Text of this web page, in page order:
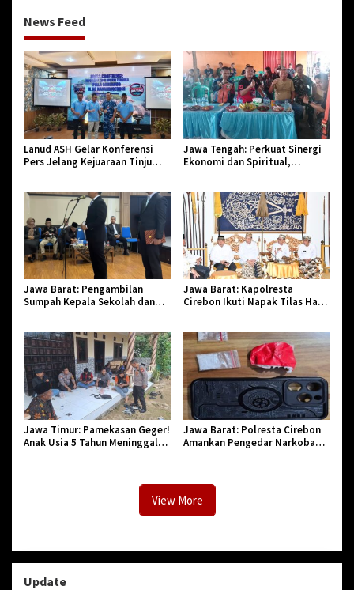
News Feed
Lanud ASH Gelar Konferensi
Pers Jelang Kejuaraan Tinju
Jawa Tengah: Perkuat Sinergi
Ekonomi dan Spiritual,
Jawa Barat: Pengambilan
Sumpah Kepala Sekolah dan
Pendidikan dan Birokrasi
Jawa Barat: Kapolresta
Cirebon Ikuti Napak Tilas Hari
Jawa Timur: Pamekasan Geger!
Anak Usia 5 Tahun Meninggal
Jawa Barat: Polresta Cirebon
Amankan Pengedar Narkoba
View More
Update